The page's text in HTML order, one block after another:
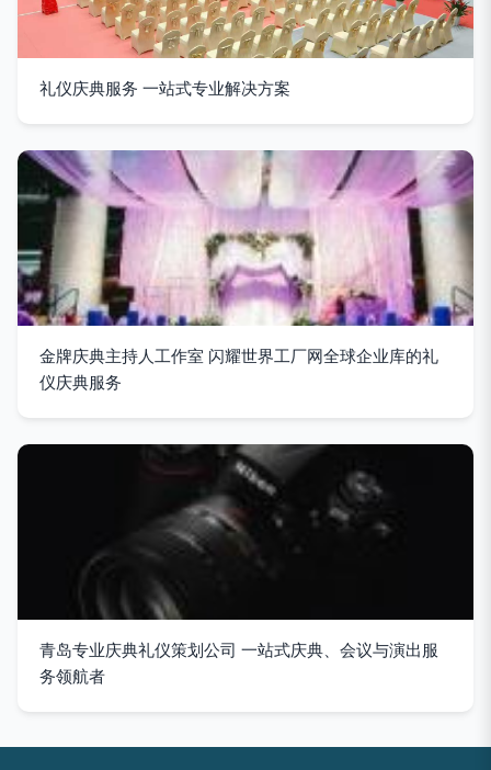
礼仪庆典服务 一站式专业解决方案
金牌庆典主持人工作室 闪耀世界工厂网全球企业库的礼
仪庆典服务
青岛专业庆典礼仪策划公司 一站式庆典、会议与演出服
务领航者